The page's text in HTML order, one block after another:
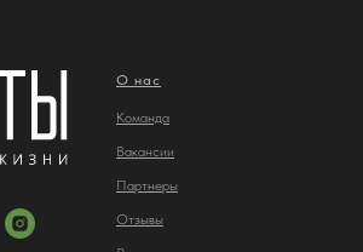
О нас
Команда
Вакансии
Партнеры
Отзывы